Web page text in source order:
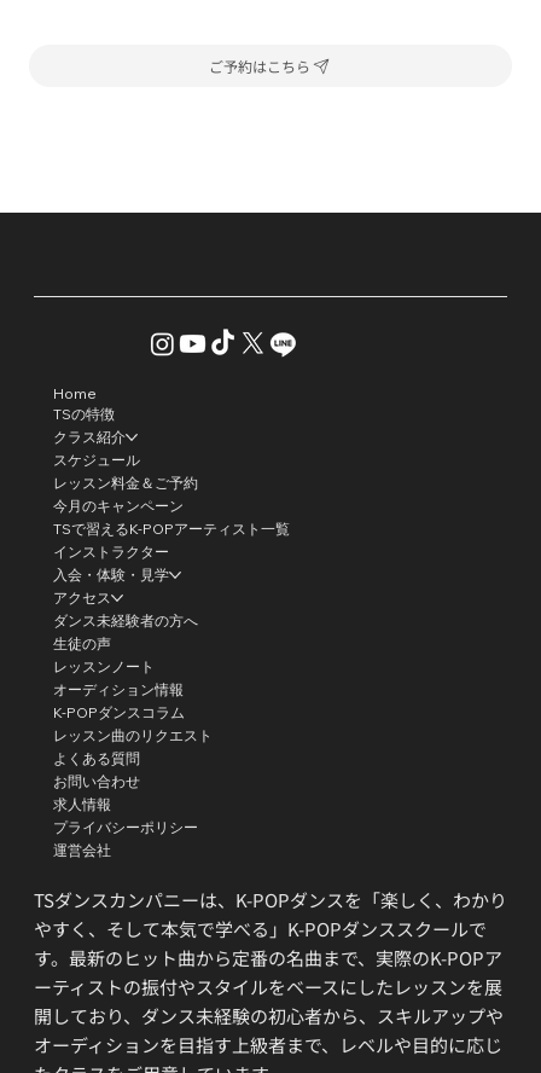
ご予約はこちら
TSダンスカンパニーは、K-POPダンスを「楽しく、わかり
やすく、そして本気で学べる」K-POPダンススクールで
す。最新のヒット曲から定番の名曲まで、実際のK-POPア
ーティストの振付やスタイルをベースにしたレッスンを展
開しており、ダンス未経験の初心者から、スキルアップや
オーディションを目指す上級者まで、レベルや目的に応じ
Home
TSの特徴
クラス紹介
スケジュール
レッスン料金＆ご予約
今月のキャンペーン
TSで習えるK-POPアーティスト一覧
インストラクター
入会・体験・見学
アクセス
ダンス未経験者の方へ
生徒の声
レッスンノート
オーディション情報
K-POPダンスコラム
レッスン曲のリクエスト
よくある質問
お問い合わせ
求人情報
プライバシーポリシー
運営会社